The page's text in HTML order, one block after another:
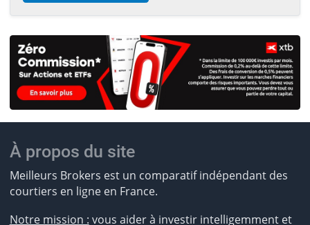
À propos du site
Meilleurs Brokers est un comparatif indépendant des
courtiers en ligne en France.
Notre mission : vous aider à investir intelligemment et